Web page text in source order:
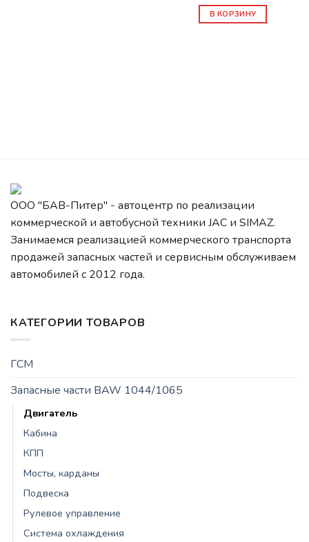
В КОРЗИНУ
ООО "БАВ-Питер" - автоцентр по реализации
коммерческой и автобусной техники JAC и SIMAZ.
Занимаемся реализацией коммерческого транспорта
продажей запасных частей и сервисным обслуживаем
автомобилей c 2012 года.
КАТЕГОРИИ ТОВАРОВ
ГСМ
Запасные части BAW 1044/1065
Двигатель
Кабина
КПП
Мосты, карданы
Подвеска
Рулевое управление
Система охлаждения